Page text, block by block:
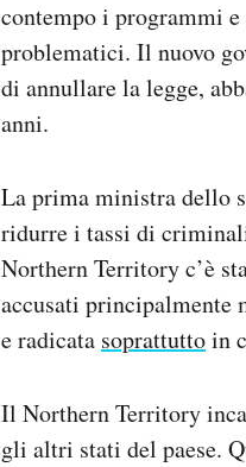
contempo i programmi
problematici. Il nuovo
di annullare la legge,
anni.
La prima ministra dello
ridurre i tassi di
Northern Territory c’è
accusati principalmente
e radicata soprattuttoin
Il Northern Territory
gli altri stati del paese.